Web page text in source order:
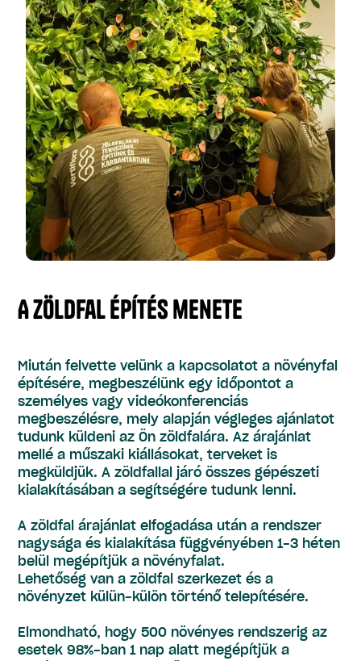
A zöldfal építés menete
Miután felvette velünk a kapcsolatot a növényfal
építésére, megbeszélünk egy időpontot a
személyes vagy videókonferenciás
megbeszélésre, mely alapján végleges ajánlatot
tudunk küldeni az Ön zöldfalára. Az árajánlat
mellé a műszaki kiállásokat, terveket is
megküldjük. A zöldfallal járó összes gépészeti
kialakításában a segítségére tudunk lenni.
A zöldfal árajánlat elfogadása után a rendszer
nagysága és kialakítása függvényében 1-3 héten
belül megépítjük a növényfalat.
Lehetőség van a zöldfal szerkezet és a
növényzet külün-külön történő telepítésére.
Elmondható, hogy 500 növényes rendszerig az
esetek 98%-ban 1 nap alatt megépítjük a